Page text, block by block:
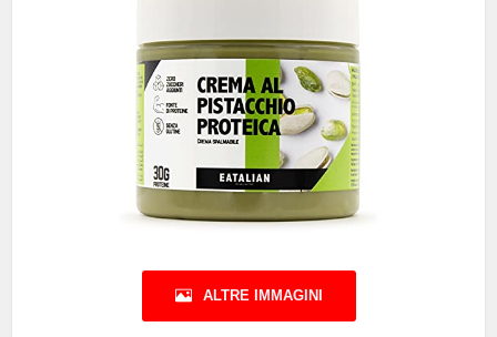
ALTRE IMMAGINI